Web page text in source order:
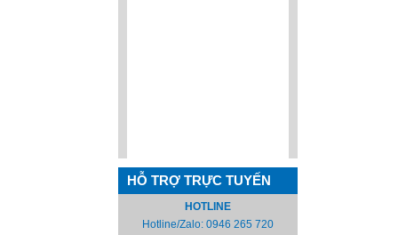
HỖ TRỢ TRỰC TUYẾN
HOTLINE
Hotline/Zalo: 0946 265 720